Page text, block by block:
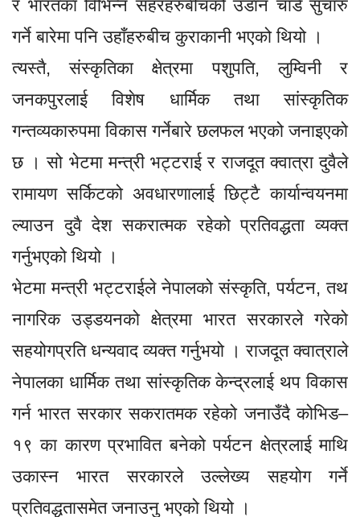
र भारतका विभिन्न सहरहरुबीचको उडान चाडै सुचारु
गर्ने बारेमा पनि उहाँहरुबीच कुराकानी भएको थियो ।
त्यस्तै, संस्कृतिका क्षेत्रमा पशुपति, लुम्विनी र
जनकपुरलाई विशेष धार्मिक तथा सांस्कृतिक
गन्तव्यकारुपमा विकास गर्नेबारे छलफल भएको जनाइएको
छ । सो भेटमा मन्त्री भट्टराई र राजदूत क्वात्रा दुवैले
रामायण सर्किटको अवधारणालाई छिट्टै कार्यान्वयनमा
ल्याउन दुवै देश सकरात्मक रहेको प्रतिवद्धता व्यक्त
गर्नुभएको थियो ।
भेटमा मन्त्री भट्टराईले नेपालको संस्कृति, पर्यटन, तथ
नागरिक उड्डयनको क्षेत्रमा भारत सरकारले गरेको
सहयोगप्रति धन्यवाद व्यक्त गर्नुभयो । राजदूत क्वात्राले
नेपालका धार्मिक तथा सांस्कृतिक केन्द्रलाई थप विकास
गर्न भारत सरकार सकरातमक रहेको जनाउँदै कोभिड–
१९ का कारण प्रभावित बनेको पर्यटन क्षेत्रलाई माथि
उकास्न भारत सरकारले उल्लेख्य सहयोग गर्ने
प्रतिवद्धतासमेत जनाउनु भएको थियो ।